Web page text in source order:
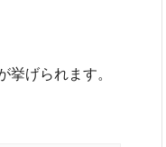
挙げられます。